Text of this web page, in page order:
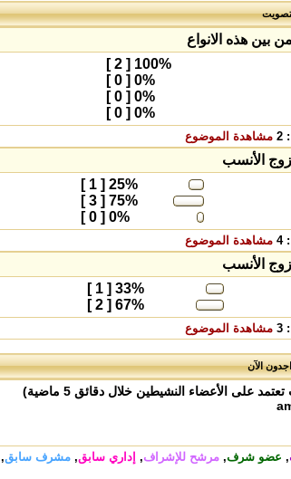
بين هذه الانواع
[ 2 ]
[ 0 ]
[ 0 ]
[ 0 ]
مشاهدة الموضوع
الأنسب
[ 1 ]
[ 3 ]
[ 0 ]
4 مشاهدة الموضوع
الأنسب
[ 1 ]
[ 2 ]
مشاهدة الموضوع
الآن
, عضو شرف, مرشح للإشراف, إداري سابق, مشرف سابق,